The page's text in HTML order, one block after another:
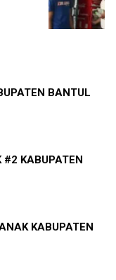
BANTUL
#2 KABUPATEN
KABUPATEN